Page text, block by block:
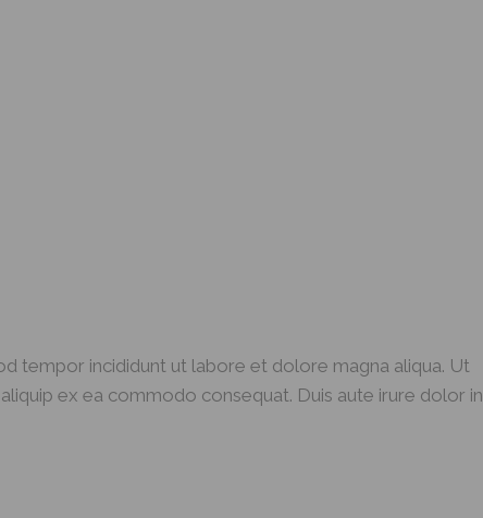
tempor incididunt ut labore et dolore magna aliqua. Ut
ex ea commodo consequat. Duis aute irure dolor in